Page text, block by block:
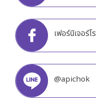
เฟอร์นิเจอร์
@apichok